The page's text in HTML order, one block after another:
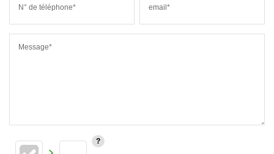
N° de téléphone* email*
Message*